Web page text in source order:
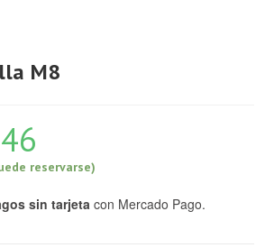
M8
reservarse)
sin tarjetacon Mercado Pago.